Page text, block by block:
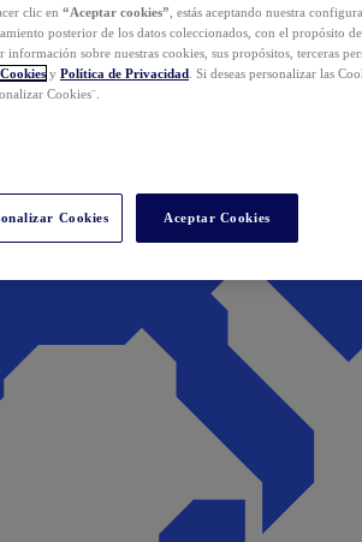
clic en “Aceptar cookies” , estás aceptando nuestra
posterior de los datos coleccionados, con el propósito
información sobre nuestras cookies, sus propósitos, terceras
y Política de Privacidad . Si deseas personalizar las
Cookies¨.
Cookies Aceptar Cookies